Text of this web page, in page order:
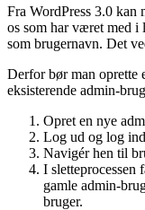
Fra WordPress 3.0
os som har været med i
som brugernavn. Det
Derfor bør man oprette
eksisterende admin-
Opret en nye
Log ud og log
Navigér hen til
I sletteprocessen
gamle admin-
bruger.